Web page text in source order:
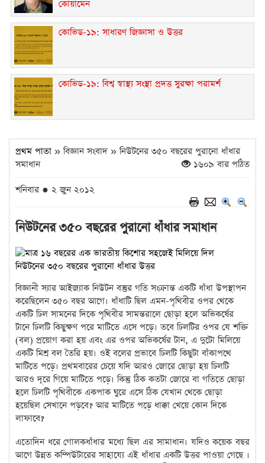
কোয়ামেন
কোভিড-১৯: সাধারণ জিজ্ঞাসা ও উত্তর
কোভিড-১৯: বিশ্ব স্বাস্থ্য সংস্থা প্রদত্ত সুরক্ষা পরামর্শ
প্রথম পাতা » বিজ্ঞান সংবাদ » নিউটনের ৩৫০ বছরের পুরানো ধাঁধার
সমাধান
১৬০৯ বার পঠিত
শনিবার ● ২ জুন ২০১২
নিউটনের ৩৫০ বছরের পুরানো ধাঁধার সমাধান
বিজ্ঞানী স্যার আইজ্যাক নিউটন বস্তুর গতি সংক্রান্ত একটি ধাঁধা উপস্থাপন
করেছিলেন ৩৫০ বছর আগে। ধাঁধাটি ছিল এমন-পৃথিবীর ওপর থেকে
একটি ঢিল সামনের দিকে পৃথিবীর সামন্তরালে ছোড়া হলে অভিকর্ষের
টানে ঢিলটি কিছুক্ষণ পরে মাটিতে এসে পড়ে। তবে ঢিলটির ওপর যে শক্তি
(বল) প্রয়োগ করা হয় এবং এর ওপর অভিকর্ষের টান, এ দুটো মিলিয়ে
একটি মিশ্র বল তৈরি হয়। ওই বলের প্রভাবে ঢিলটি কিছুটা বাঁকাপথে
মাটিতে পড়ে। প্রথমবারের চেয়ে যদি আরও জোরে ছোড়া হয় ঢিলটি
আরও দূরে গিয়ে মাটিতে পড়ে। কিন্তু ঠিক কতটা জোরে বা গতিতে ছোড়া
হলে ঢিলটি পৃথিবীকে একপাক ঘুরে এসে ঠিক যেখান থেকে ছোড়া
হয়েছিল সেখানে পড়বে? আর মাটিতে পড়ে ধাক্কা খেয়ে কোন দিকে
লাফাবে?
এতোদিন ধরে গোলকধাঁধার মধ্যে ছিল এর সামাধান। যদিও কয়েক বছর
আগে উন্নত কম্পিউটারের সাহায্যে এই ধাঁধার একটি উত্তর পাওয়া গেছে ।